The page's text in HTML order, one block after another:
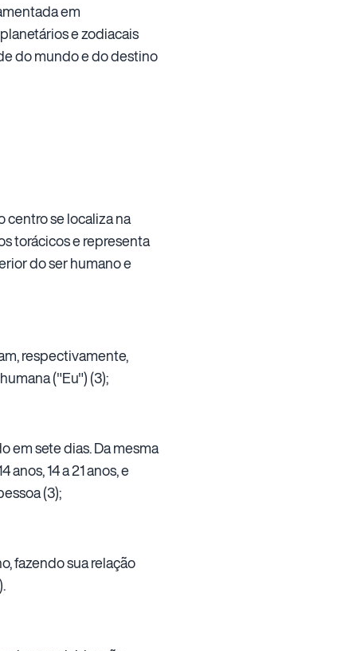
em
e zodiacais
do mundo e do destino
centro se localiza na
torácicos e representa
do ser humano e
respectivamente,
("Eu") (3);
em sete dias. Da mesma
14 a 21 anos, e
(3);
fazendo sua relação